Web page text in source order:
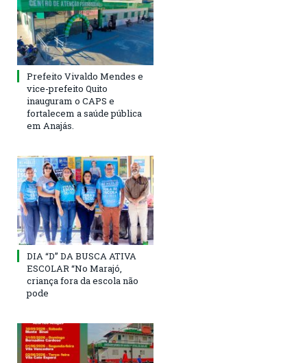
Prefeito Vivaldo Mendes e
vice-prefeito Quito
inauguram o CAPS e
fortalecem a saúde pública
em Anajás.
DIA “D” DA BUSCA ATIVA
ESCOLAR “No Marajó,
criança fora da escola não
pode